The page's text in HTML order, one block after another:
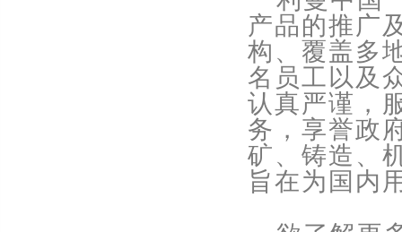
产品的推广
构、覆盖多
名员工以及
认真严谨，
务，享誉政
矿、铸造、
旨在为国内